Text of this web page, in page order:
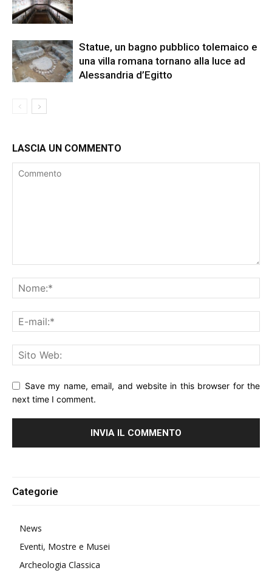
Statue, un bagno pubblico tolemaico e
una villa romana tornano alla luce ad
Alessandria d’Egitto
LASCIA UN COMMENTO
Save my name, email, and website in this browser for the
next time I comment.
Categorie
News
Eventi, Mostre e Musei
Archeologia Classica